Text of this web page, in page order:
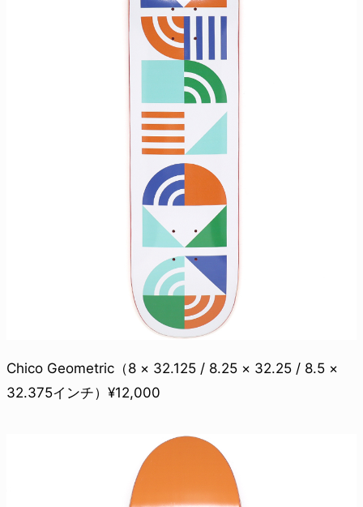
Chico Geometric（8 × 32.125 / 8.25 × 32.25 / 8.5 ×
32.375インチ）¥12,000